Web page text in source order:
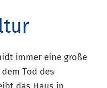
immer eine große
Tod des